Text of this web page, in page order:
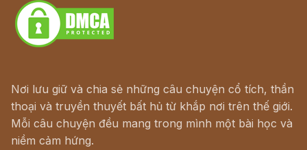
Nơi lưu giữ và chia sẻ những câu chuyện cổ tích, thần
thoại và truyền thuyết bất hủ từ khắp nơi trên thế giới.
Mỗi câu chuyện đều mang trong mình một bài học và
niềm cảm hứng.